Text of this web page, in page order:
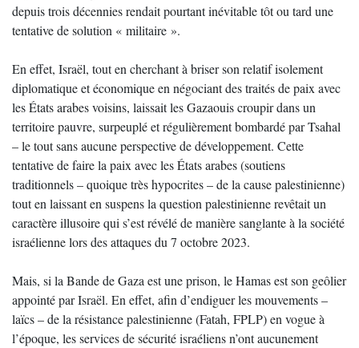
depuis trois décennies rendait pourtant inévitable tôt ou tard une
tentative de solution « militaire ».
En effet, Israël, tout en cherchant à briser son relatif isolement
diplomatique et économique en négociant des traités de paix avec
les États arabes voisins, laissait les Gazaouis croupir dans un
territoire pauvre, surpeuplé et régulièrement bombardé par Tsahal
– le tout sans aucune perspective de développement. Cette
tentative de faire la paix avec les États arabes (soutiens
traditionnels – quoique très hypocrites – de la cause palestinienne)
tout en laissant en suspens la question palestinienne revêtait un
caractère illusoire qui s’est révélé de manière sanglante à la société
israélienne lors des attaques du 7 octobre 2023.
Mais, si la Bande de Gaza est une prison, le Hamas est son geôlier
appointé par Israël. En effet, afin d’endiguer les mouvements –
laïcs – de la résistance palestinienne (Fatah, FPLP) en vogue à
l’époque, les services de sécurité israéliens n’ont aucunement